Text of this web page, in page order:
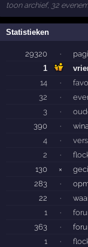
toon archief, 32
Statistieken
29320 ·
1
14
·
32
·
3
·
390
·
4
·
2
·
130
×
283
·
22
·
1
·
363
·
1 ·